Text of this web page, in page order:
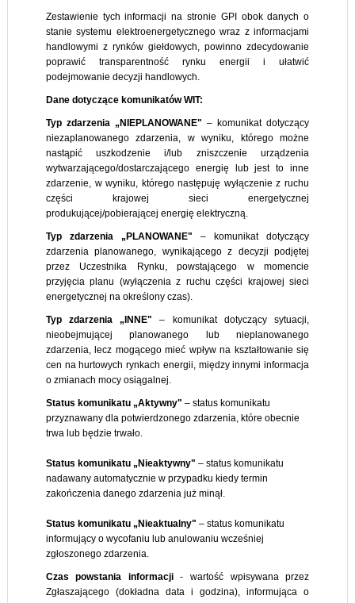
Zestawienie tych informacji na stronie GPI obok danych o
stanie systemu elektroenergetycznego wraz z informacjami
handlowymi z rynków giełdowych, powinno zdecydowanie
poprawić transparentność rynku energii i ułatwić
podejmowanie decyzji handlowych.
Dane dotyczące komunikatów WIT:
Typ zdarzenia „NIEPLANOWANE" – komunikat dotyczący
niezaplanowanego zdarzenia, w wyniku, którego możne
nastąpić uszkodzenie i/lub zniszczenie urządzenia
wytwarzającego/dostarczającego energię lub jest to inne
zdarzenie, w wyniku, którego następuję wyłączenie z ruchu
części krajowej sieci energetycznej
produkującej/pobierającej energię elektryczną.
Typ zdarzenia „PLANOWANE" – komunikat dotyczący
zdarzenia planowanego, wynikającego z decyzji podjętej
przez Uczestnika Rynku, powstającego w momencie
przyjęcia planu (wyłączenia z ruchu części krajowej sieci
energetycznej na określony czas).
Typ zdarzenia „INNE" – komunikat dotyczący sytuacji,
nieobejmującej planowanego lub nieplanowanego
zdarzenia, lecz mogącego mieć wpływ na kształtowanie się
cen na hurtowych rynkach energii, między innymi informacja
o zmianach mocy osiągalnej.
Status komunikatu „Aktywny" – status komunikatu
przyznawany dla potwierdzonego zdarzenia, które obecnie
trwa lub będzie trwało.
Status komunikatu „Nieaktywny" – status komunikatu
nadawany automatycznie w przypadku kiedy termin
zakończenia danego zdarzenia już minął.
Status komunikatu „Nieaktualny" – status komunikatu
informujący o wycofaniu lub anulowaniu wcześniej
zgłoszonego zdarzenia.
Czas powstania informacji- wartość wpisywana przez
Zgłaszającego (dokładna data i godzina), informująca o